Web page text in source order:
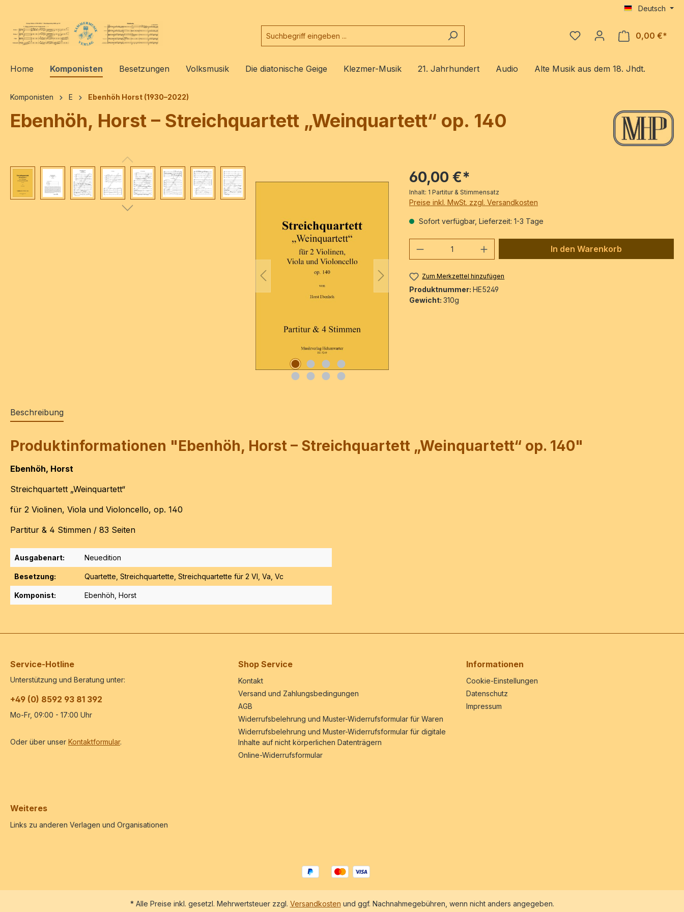
Deutsch
0,00 €*
Home Komponisten Besetzungen Volksmusik Die diatonische Geige Klezmer-Musik 21. Jahrhundert Audio Alte Musik aus dem 18. Jhdt.
Komponisten E Ebenhöh Horst (1930–2022)
Ebenhöh, Horst – Streichquartett „Weinquartett“ op. 140
Bildergalerie überspringen 60,00 €*
Inhalt: 1 Partitur & Stimmensatz
Preise inkl. MwSt. zzgl. Versandkosten
Sofort verfügbar, Lieferzeit: 1-3 Tage
Produkt Anzahl: Gib den gewünschten Wert
In den Warenkorb
Zum Merkzettel hinzufügen
Produktnummer: HE5249
Gewicht: 310g
Beschreibung
Produktinformationen "Ebenhöh, Horst – Streichquartett „Weinquartett“ op. 140"
Ebenhöh, Horst
Streichquartett „Weinquartett“
für 2 Violinen, Viola und Violoncello, op. 140
Partitur & 4 Stimmen / 83 Seiten
Ausgabenart: Neuedition
Besetzung: Quartette , Streichquartette , Streichquartette für 2 Vl, Va, Vc
Komponist: Ebenhöh, Horst
Service-Hotline
Unterstützung und Beratung unter:
+49 (0) 8592 93 81 392
Mo-Fr, 09:00 - 17:00 Uhr
Oder über unser Kontaktformular.
Shop Service
Kontakt
Versand und Zahlungsbedingungen
AGB
Widerrufsbelehrung und Muster-Widerrufsformular für Waren
Widerrufsbelehrung und Muster-Widerrufsformular für digitale
Inhalte auf nicht körperlichen Datenträgern
Online-Widerrufsformular
Informationen
Cookie-Einstellungen
Datenschutz
Impressum
Weiteres
Links zu anderen Verlagen und Organisationen
* Alle Preise inkl. gesetzl. Mehrwertsteuer zzgl. Versandkosten und ggf. Nachnahmegebühren, wenn nicht anders angegeben.